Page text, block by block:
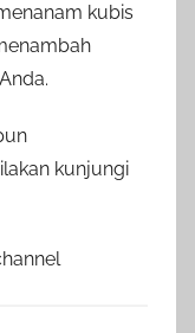
kubis
kunjungi